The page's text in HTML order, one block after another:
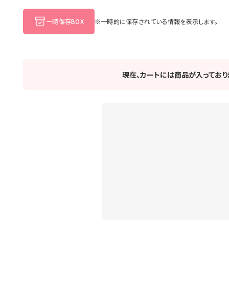
一時保存BOX ※一時的に保存されている情報を表示します。
現在、カートには商品が入ってお